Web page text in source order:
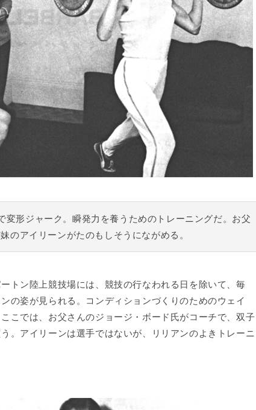
変形ジャーク。瞬発力を養うためのトレーニングだ。お父
のアイリーンがたのもしそうにながめる。
トン陸上競技場には、競技の行なわれる日を除いて、毎
の姿が見られる。コンディションづくりのためのウェイ
こでは、お父さんのジョージ・ボード氏がコーチで、双子
。アイリーンは選手ではないが、リリアンのよきトレーニ